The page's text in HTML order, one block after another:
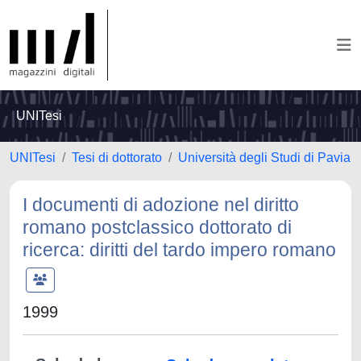
UNITesi
UNITesi Tesi di dottorato Università degli Studi di Pavia
I documenti di adozione nel diritto
romano postclassico dottorato di
ricerca: diritti del tardo impero romano
1999